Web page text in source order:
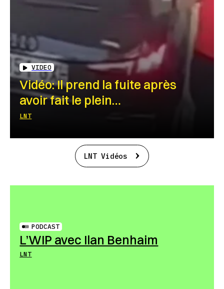
VIDEO
Vidéo: Il prend la fuite après
avoir fait le plein…
LNT
LNT Vidéos
PODCAST
L’WIP avec Ilan Benhaim
LNT